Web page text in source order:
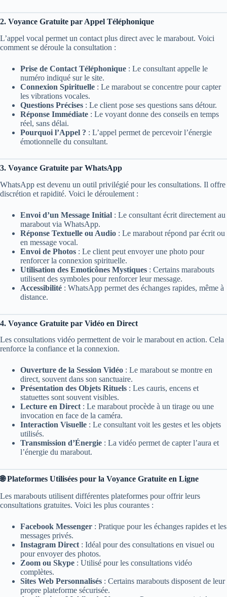
2. Voyance Gratuite par Appel Téléphonique
L’appel vocal permet un contact plus direct avec le marabout. Voici
comment se déroule la consultation :
Prise de Contact Téléphonique : Le consultant appelle le
numéro indiqué sur le site.
Connexion Spirituelle : Le marabout se concentre pour capter
les vibrations vocales.
Questions Précises : Le client pose ses questions sans détour.
Réponse Immédiate : Le voyant donne des conseils en temps
réel, sans délai.
Pourquoi l’Appel ? : L’appel permet de percevoir l’énergie
émotionnelle du consultant.
3. Voyance Gratuite par WhatsApp
WhatsApp est devenu un outil privilégié pour les consultations. Il offre
discrétion et rapidité. Voici le déroulement :
Envoi d’un Message Initial : Le consultant écrit directement au
marabout via WhatsApp.
Réponse Textuelle ou Audio : Le marabout répond par écrit ou
en message vocal.
Envoi de Photos : Le client peut envoyer une photo pour
renforcer la connexion spirituelle.
Utilisation des Emoticônes Mystiques : Certains marabouts
utilisent des symboles pour renforcer leur message.
Accessibilité : WhatsApp permet des échanges rapides, même à
distance.
4. Voyance Gratuite par Vidéo en Direct
Les consultations vidéo permettent de voir le marabout en action. Cela
renforce la confiance et la connexion.
Ouverture de la Session Vidéo : Le marabout se montre en
direct, souvent dans son sanctuaire.
Présentation des Objets Rituels : Les cauris, encens et
statuettes sont souvent visibles.
Lecture en Direct : Le marabout procède à un tirage ou une
invocation en face de la caméra.
Interaction Visuelle : Le consultant voit les gestes et les objets
utilisés.
Transmission d’Énergie : La vidéo permet de capter l’aura et
l’énergie du marabout.
🌐 Plateformes Utilisées pour la Voyance Gratuite en Ligne
Les marabouts utilisent différentes plateformes pour offrir leurs
consultations gratuites. Voici les plus courantes :
Facebook Messenger : Pratique pour les échanges rapides et les
messages privés.
Instagram Direct : Idéal pour des consultations en visuel ou
pour envoyer des photos.
Zoom ou Skype : Utilisé pour les consultations vidéo
complètes.
Sites Web Personnalisés : Certains marabouts disposent de leur
propre plateforme sécurisée.